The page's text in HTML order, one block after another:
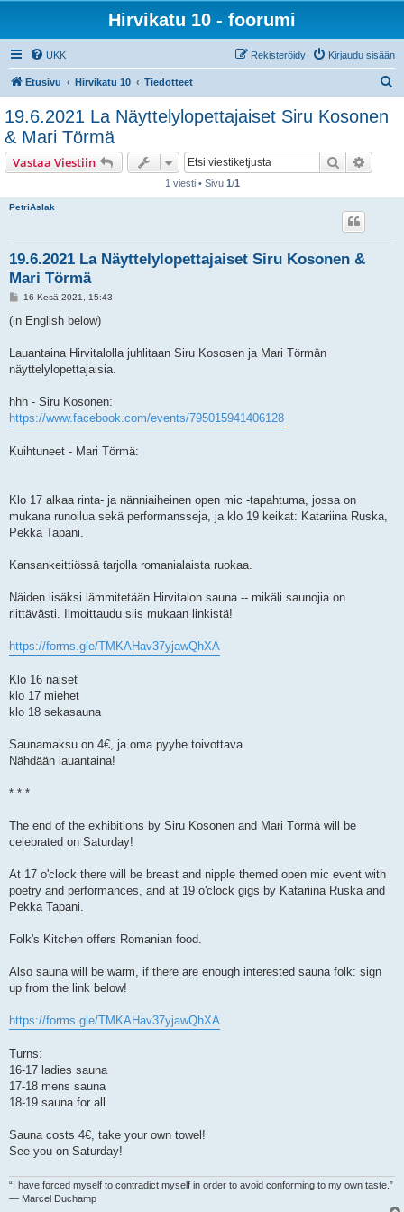
Hirvikatu 10 - foorumi
UKK Kirjaudu sisään
Rekisteröidy
Etusivu Hirvikatu 10 Tiedotteet
19.6.2021 La Näyttelylopettajaiset Siru Kosonen
& Mari Törmä
Vastaa Viestiin Etsi
1 viesti • Sivu 1/1
PetriAslak
19.6.2021 La Näyttelylopettajaiset Siru Kosonen &
Mari Törmä
V
e
i
16 Kesä 2021, 15:43
(in English below)
Lauantaina Hirvitalolla juhlitaan Siru Kososen ja Mari Törmän
näyttelylopettajaisia.
hhh - Siru Kosonen:
https://www.facebook.com/events/795015941406128
Kuihtuneet - Mari Törmä:
Klo 17 alkaa rinta- ja nänniaiheinen open mic -tapahtuma, jossa on
mukana runoilua sekä performansseja, ja klo 19 keikat: Katariina Ruska,
Pekka Tapani.
Kansankeittiössä tarjolla romanialaista ruokaa.
Näiden lisäksi lämmitetään Hirvitalon sauna -- mikäli saunojia on
riittävästi. Ilmoittaudu siis mukaan linkistä!
https://forms.gle/TMKAHav37yjawQhXA
Klo 16 naiset
klo 17 miehet
klo 18 sekasauna
Saunamaksu on 4€, ja oma pyyhe toivottava.
Nähdään lauantaina!
* * *
The end of the exhibitions by Siru Kosonen and Mari Törmä will be
celebrated on Saturday!
At 17 o'clock there will be breast and nipple themed open mic event with
poetry and performances, and at 19 o'clock gigs by Katariina Ruska and
Pekka Tapani.
Folk's Kitchen offers Romanian food.
Also sauna will be warm, if there are enough interested sauna folk: sign
up from the link below!
https://forms.gle/TMKAHav37yjawQhXA
Turns:
16-17 ladies sauna
17-18 mens sauna
18-19 sauna for all
Sauna costs 4€, take your own towel!
See you on Saturday!
“I have forced myself to contradict myself in order to avoid conforming to my own taste.”
― Marcel Duchamp